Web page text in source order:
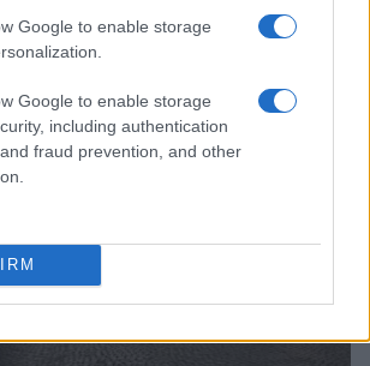
Google to enable storage
Google to enable storage
including authentication
fraud prevention, and other
2026